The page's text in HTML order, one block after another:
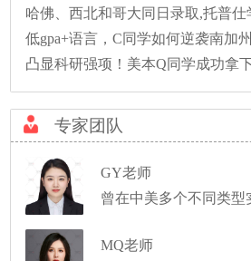
哈佛、西北和哥大同日录取,托普仕
低gpa+语言，C同学如何逆袭南加
专家团队
GY老师
MQ老师